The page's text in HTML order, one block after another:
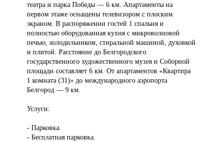
театра и парка Победы — 6 км. Апартаменты на
первом этаже оснащены телевизором с плоским
экраном. В распоряжении гостей 1 спальня и
полностью оборудованная кухня с микроволновой
печью, холодильником, стиральной машиной, духовкой
и плитой. Расстояние до Белгородского
государственного художественного музея и Соборной
площади составляет 6 км. От апартаментов «Квартира
1 комната (31)» до международного аэропорта
Белгород — 9 км.
Услуги:
- Парковка.
- Бесплатная парковка.